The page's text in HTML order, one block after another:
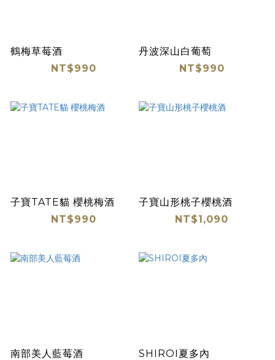
鶴梅草莓酒
NT$990
丹波深山白葡萄
NT$990
子寶TATE貓 櫻桃梅酒
NT$990
子寶山形桃子櫻桃酒
NT$1,090
南部美人藍莓酒
SHIROI夏多內